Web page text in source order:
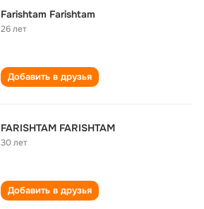
Farishtam Farishtam
26 лет
Добавить в друзья
FARISHTAM FARISHTAM
30 лет
Добавить в друзья